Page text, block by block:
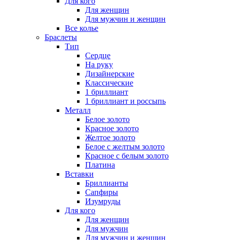
Для женщин
Для мужчин и женщин
Все колье
Браслеты
Тип
Сердце
На руку
Дизайнерские
Классические
1 бриллиант
1 бриллиант и россыпь
Металл
Белое золото
Красное золото
Желтое золото
Белое с желтым золото
Красное с белым золото
Платина
Вставки
Бриллианты
Сапфиры
Изумруды
Для кого
Для женщин
Для мужчин
Для мужчин и женщин